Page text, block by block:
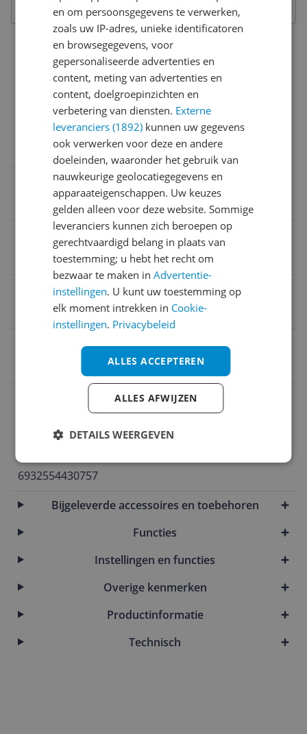
Belangrijkste kenmerken
Reinigt ondergronden
Harde vloeren
Geluidsniveau
Gewicht
Type apparaat
Steelstofzuiger
Gebruikstijd accu hoogste stand
140 min
Inclusief kruimelzuiger
6932554430757
Bijgeleverde accessoires en toebehoren
Functies
Instellingen en functies
Overige kenmerken
Productinformatie
Technisch
en om persoonsgegevens te verwerken,
zoals uw IP-adres, unieke identificatoren
en browsegegevens, voor
gepersonaliseerde advertenties en
content, meting van advertenties en
content, doelgroepinzichten en
verbetering van diensten. Externe
leveranciers (1892) kunnen uw gegevens
ook verwerken voor deze en andere
doeleinden, waaronder het gebruik van
nauwkeurige geolocatiegegevens en
apparaateigenschappen. Uw keuzes
gelden alleen voor deze website. Sommige
leveranciers kunnen zich beroepen op
gerechtvaardigd belang in plaats van
toestemming; u hebt het recht om
bezwaar te maken inAdvertentie-
instellingen. U kunt uw toestemming op
elk moment intrekken in Cookie-
instellingen. Privacybeleid
ALLES ACCEPTEREN
ALLES AFWIJZEN
DETAILS WEERGEVEN